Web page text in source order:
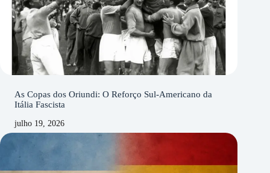
As Copas dos Oriundi: O Reforço Sul-Americano da
Itália Fascista
julho 19, 2026